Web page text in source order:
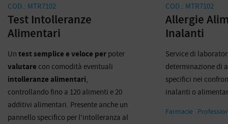
COD.: MTR7102
Test Intolleranze
Alimentari
Untest semplice e veloce per poter
valutare con comodità eventuali
intolleranze alimentari,
controllando fino a 120 alimenti e 20
additivi alimentari. Presente anche un
pannello specifico per l'intolleranza al
COD.: MTR7102
Allergie
Inalanti
Service di
determinazione di
specifici nei
inalanti o
Farmacie